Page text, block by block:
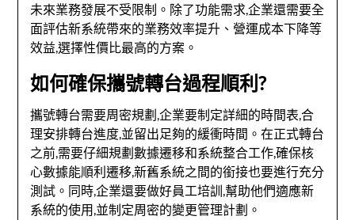
未來業務發展不受限制。除了功能需求,企業還需要全
面評估新系統帶來的業務效率提升、營運成本下降等
效益,選擇性價比最高的方案。
如何確保攜號轉台過程順利?
攜號轉台需要周密規劃,企業要制定詳細的時間表,合
理安排轉台進度,並留出足夠的緩衝時間。在正式轉台
之前,需要仔細規劃數據遷移和系統整合工作,確保核
心數據能順利遷移,新舊系統之間的銜接也要進行充分
測試。同時,企業還要做好員工培訓,幫助他們適應新
系統的使用,並制定周密的變更管理計劃。